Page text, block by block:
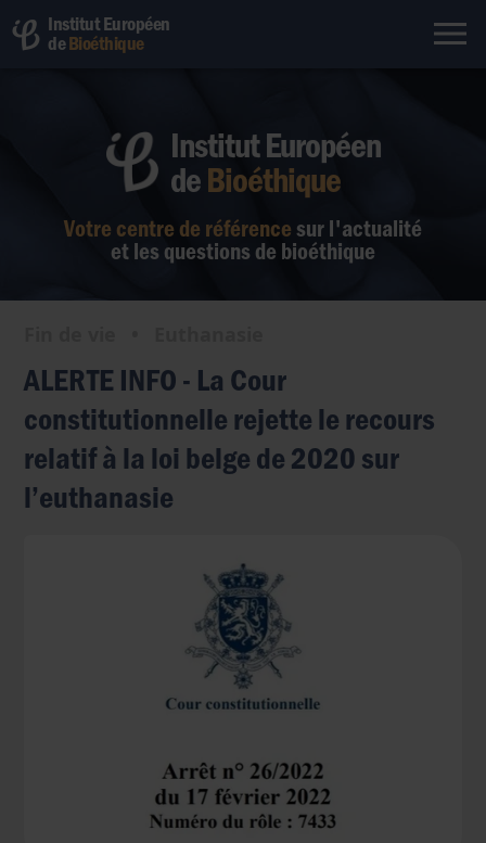
Institut Européen
deBioéthique
Votre centre de référence sur l'actualité
et les questions de bioéthique
Institut Européen
deBioéthique
ALERTE INFO - La Cour
constitutionnelle rejette le recours
relatif à la loi belge de 2020 sur
l’euthanasie